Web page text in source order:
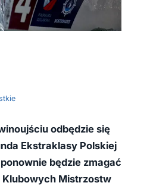
odbędzie się
Ekstraklasy Polskiej
będzie zmagać
Mistrzostw